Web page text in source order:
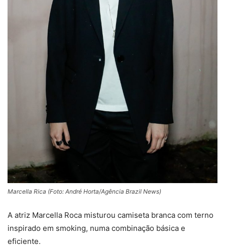
Marcella Rica (Foto: André Horta/Agência Brazil News)
A atriz Marcella Roca misturou camiseta branca com terno
inspirado em smoking, numa combinação básica e
eficiente.